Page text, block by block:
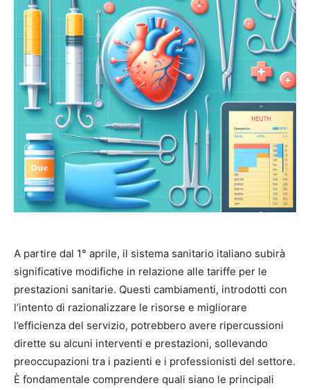
A partire dal 1° aprile, il sistema sanitario italiano subirà
significative modifiche in relazione alle tariffe per le
prestazioni sanitarie. Questi cambiamenti, introdotti con
l’intento di razionalizzare le risorse e migliorare
l’efficienza del servizio, potrebbero avere ripercussioni
dirette su alcuni interventi e prestazioni, sollevando
preoccupazioni tra i pazienti e i professionisti del settore.
È fondamentale comprendere quali siano le principali